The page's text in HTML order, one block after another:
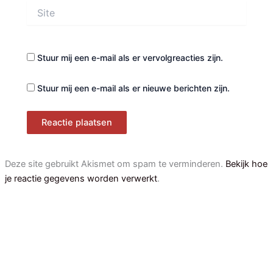
Stuur mij een e-mail als er vervolgreacties zijn.
Stuur mij een e-mail als er nieuwe berichten zijn.
Deze site gebruikt Akismet om spam te verminderen. Bekijk hoe
je reactie gegevens worden verwerkt.